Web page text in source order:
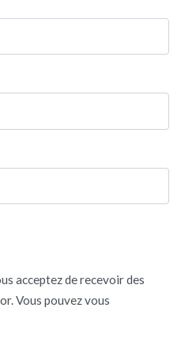
acceptez de recevoir des
Vous pouvez vous